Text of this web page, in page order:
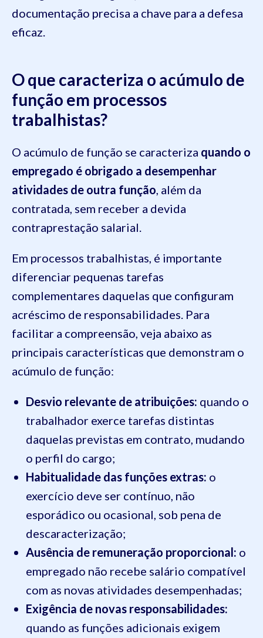
documentação precisa a chave para a defesa
eficaz.
O que caracteriza o acúmulo de
função em processos
trabalhistas?
O acúmulo de função se caracteriza quando o
empregado é obrigado a desempenhar
atividades de outra função , além da
contratada, sem receber a devida
contraprestação salarial.
Em processos trabalhistas, é importante
diferenciar pequenas tarefas
complementares daquelas que configuram
acréscimo de responsabilidades. Para
facilitar a compreensão, veja abaixo as
principais características que demonstram o
acúmulo de função:
Desvio relevante de atribuições: quando o
trabalhador exerce tarefas distintas
daquelas previstas em contrato, mudando
o perfil do cargo;
Habitualidade das funções extras: o
exercício deve ser contínuo, não
esporádico ou ocasional, sob pena de
descaracterização;
Ausência de remuneração proporcional: o
empregado não recebe salário compatível
com as novas atividades desempenhadas;
Exigência de novas responsabilidades:
quando as funções adicionais exigem